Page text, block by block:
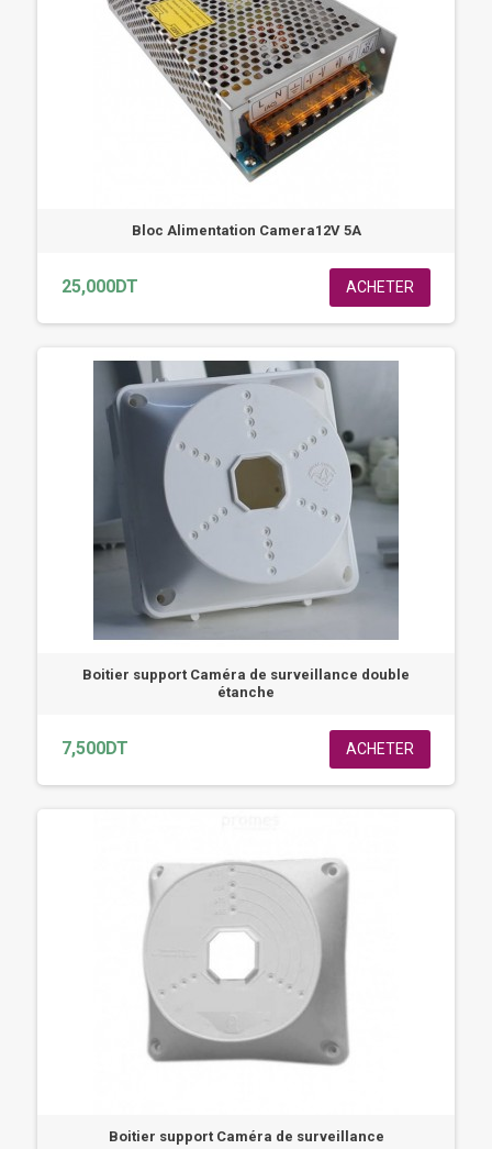
Bloc Alimentation Camera12V 5A
25,000DT ACHETER
Boitier support Caméra de surveillance double
étanche
7,500DT ACHETER
Boitier support Caméra de surveillance